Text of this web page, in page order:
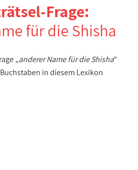
Frage:
für die Shisha
„anderer Name für die Shisha“
in diesem Lexikon